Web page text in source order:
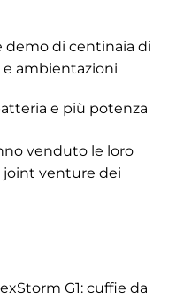
demo di centinaia di
ambientazioni
e più potenza
venduto le loro
joint venture dei
G1: cuffie da